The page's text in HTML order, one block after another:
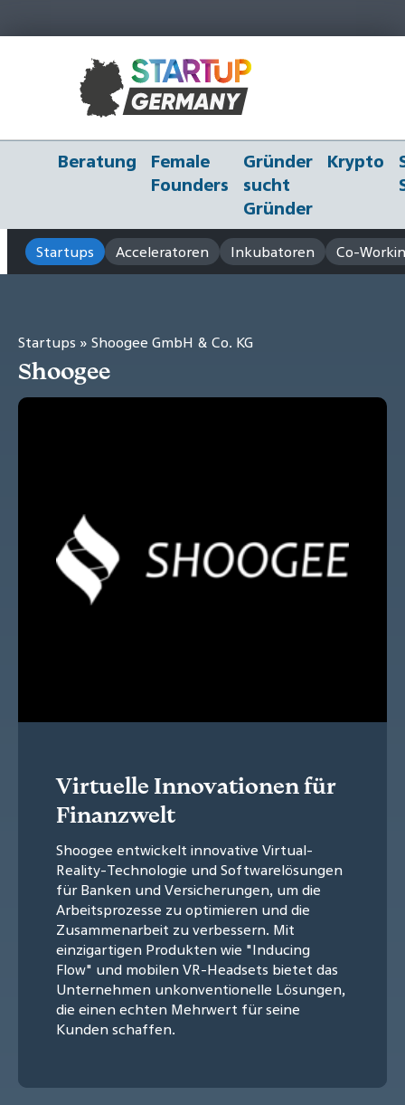
Beratung
Female
Founders
Gründer
sucht
Gründer
Krypto
Startups Acceleratoren Inkubatoren Co-
Startups » Shoogee GmbH & Co. KG
Shoogee
Virtuelle Innovationen für
Finanzwelt
Shoogee entwickelt innovative Virtual-
Reality-Technologie und Softwarelösungen
für Banken und Versicherungen, um die
Arbeitsprozesse zu optimieren und die
Zusammenarbeit zu verbessern. Mit
einzigartigen Produkten wie "Inducing
Flow" und mobilen VR-Headsets bietet das
Unternehmen unkonventionelle Lösungen,
die einen echten Mehrwert für seine
Kunden schaffen.